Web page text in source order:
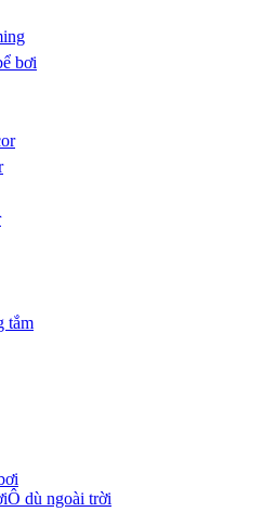
bơi
tắm
Ô dù ngoài trời